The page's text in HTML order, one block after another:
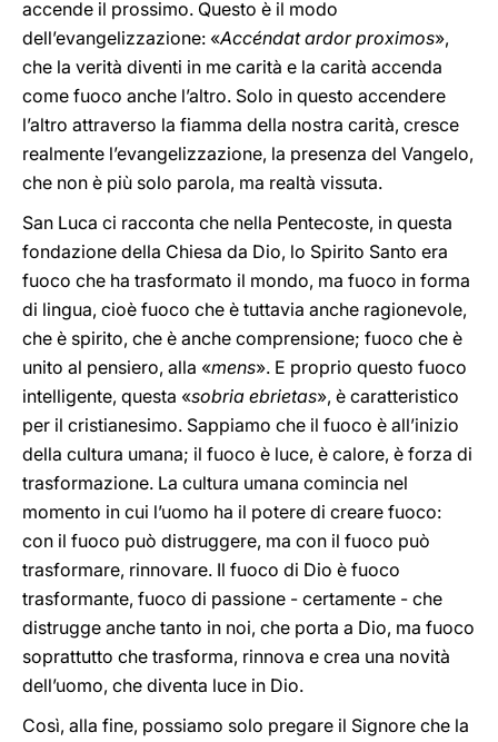
accende il prossimo. Questo è il modo
dell’evangelizzazione: «Accéndat ardor proximos»,
che la verità diventi in me carità e la carità accenda
come fuoco anche l’altro. Solo in questo accendere
l’altro attraverso la fiamma della nostra carità, cresce
realmente l’evangelizzazione, la presenza del Vangelo,
che non è più solo parola, ma realtà vissuta.
San Luca ci racconta che nella Pentecoste, in questa
fondazione della Chiesa da Dio, lo Spirito Santo era
fuoco che ha trasformato il mondo, ma fuoco in forma
di lingua, cioè fuoco che è tuttavia anche ragionevole,
che è spirito, che è anche comprensione; fuoco che è
unito al pensiero, alla «mens». E proprio questo fuoco
intelligente, questa «sobria ebrietas», è caratteristico
per il cristianesimo. Sappiamo che il fuoco è all’inizio
della cultura umana; il fuoco è luce, è calore, è forza di
trasformazione. La cultura umana comincia nel
momento in cui l’uomo ha il potere di creare fuoco:
con il fuoco può distruggere, ma con il fuoco può
trasformare, rinnovare. Il fuoco di Dio è fuoco
trasformante, fuoco di passione - certamente - che
distrugge anche tanto in noi, che porta a Dio, ma fuoco
soprattutto che trasforma, rinnova e crea una novità
dell’uomo, che diventa luce in Dio.
Così, alla fine, possiamo solo pregare il Signore che la